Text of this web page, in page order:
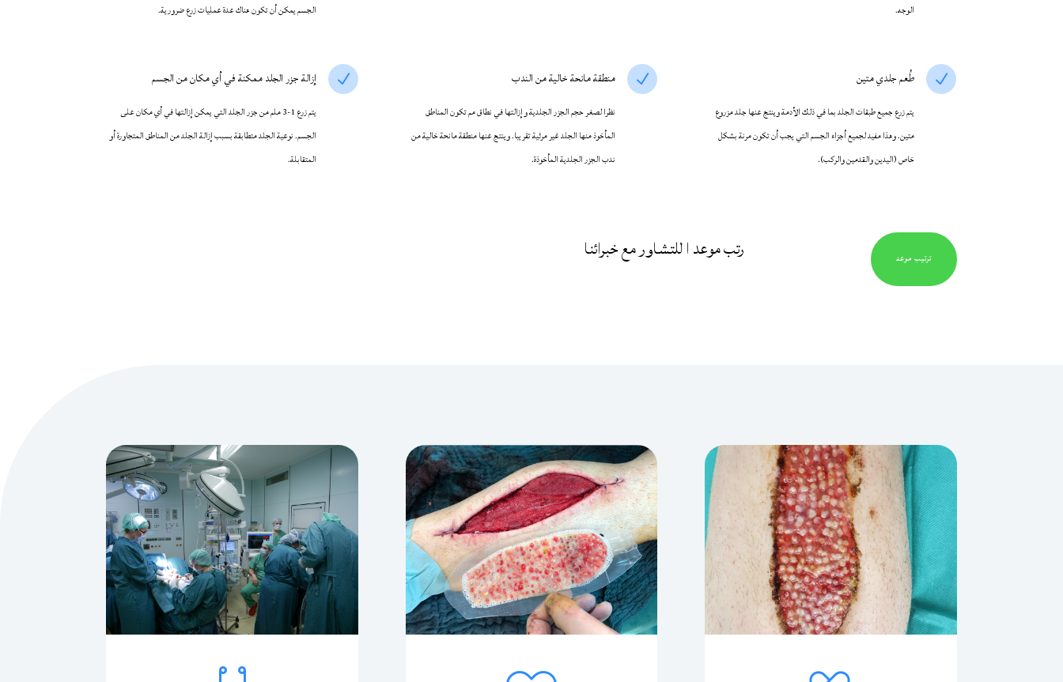
الجسم يمكن أن تكون هناك عدة عمليات زرع ضرورية.
الوجه.
N إزالة جزر الجلد ممكنة في أي مكان من الجسم
يتم زرع 1-3 ملم من جزر الجلد التي يمكن إزالتها في أي مكان على
الجسم. نوعية الجلد متطابقة بسبب إزالة الجلد من المناطق المتجاورة أو
المتقابلة.
N منطقة مانحة خالية من الندب
نظرا لصغر حجم الجزر الجلدية وإزالتها في نطاق مم تكون المناطق
المأخوذ منها الجلد غير مرئية تقريبا. وينتج عنها منطقة مانحة خالية من
ندب الجزر الجلدية المأخوذة.
N طُعم جلدي متين
يتم زرع جميع طبقات الجلد بما في ذلك الأدمة وينتج عنها جلد مزروع
متين. وهذا مفيد لجميع أجزاء الجسم التي يجب أن تكون مرنة بشكل
خاص (اليدين والقدمين والركب).
رتب موعد ا للتشاور مع خبرائنا ترتيب موعد